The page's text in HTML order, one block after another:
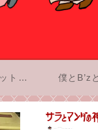
買ってみたガジェットのお話 僕とB’zと